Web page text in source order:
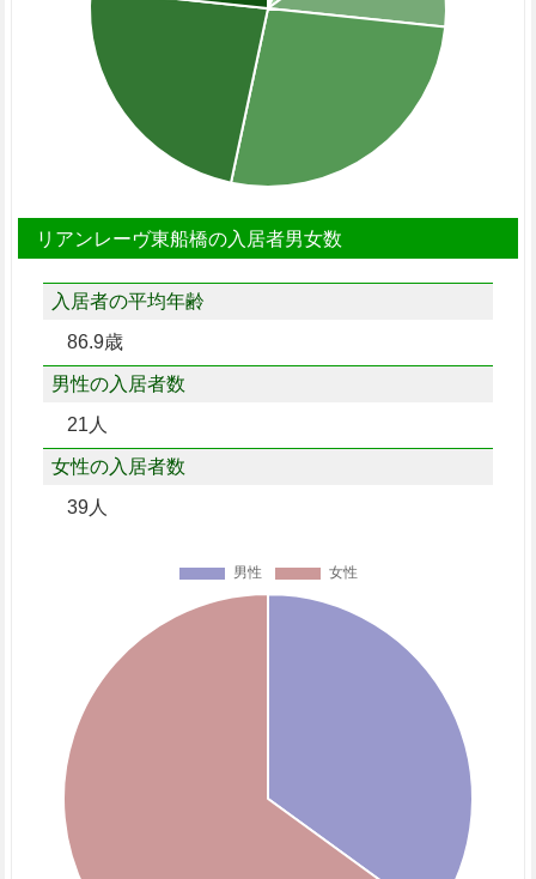
リアンレーヴ東船橋の入居者男女数
入居者の平均年齢
86.9歳
男性の入居者数
21人
女性の入居者数
39人